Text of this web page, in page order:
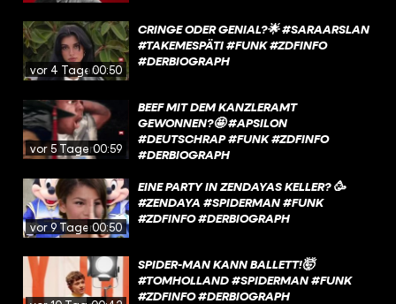
vor 4 Tagen00:50
CRINGE ODER GENIAL?🌟 #SARAARSLAN
#TAKEMESPÄTI #FUNK #ZDFINFO
#DERBIOGRAPH
vor 5 Tagen00:59
BEEF MIT DEM KANZLERAMT
GEWONNEN?🤩 #APSILON
#DEUTSCHRAP #FUNK #ZDFINFO
#DERBIOGRAPH
vor 9 Tagen00:50
EINE PARTY IN ZENDAYAS KELLER? 🥳
#ZENDAYA #SPIDERMAN #FUNK
#ZDFINFO #DERBIOGRAPH
SPIDER-MAN KANN BALLETT!🤯
#TOMHOLLAND #SPIDERMAN #FUNK
#ZDFINFO #DERBIOGRAPH